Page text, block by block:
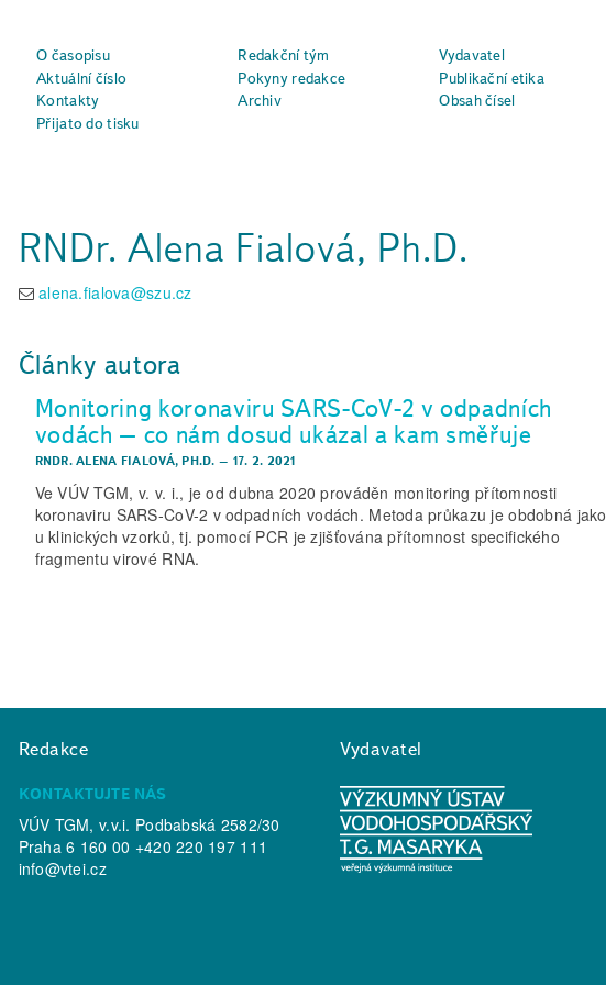
O časopisu Redakční tým
Vydavatel
Aktuální číslo
Pokyny redakce
Publikační etika
Kontakty
Archiv
Obsah čísel
Přijato do tisku
RNDr. Alena Fialová, Ph.D.
alena.fialova@szu.cz
Články autora
Monitoring koronaviru SARS-CoV-2 v odpadních
vodách – co nám dosud ukázal a kam směřuje
RNDR. ALENA FIALOVÁ, PH.D. – 17. 2. 2021
Ve VÚV TGM, v. v. i., je od dubna 2020 prováděn monitoring přítomnosti
koronaviru SARS-CoV-2 v odpadních vodách. Metoda průkazu je obdobná jako
u klinických vzorků, tj. pomocí PCR je zjišťována přítomnost specifického
fragmentu virové RNA.
Redakce
KONTAKTUJTE NÁS
VÚV TGM, v.v.i. Podbabská 2582/30
Praha 6 160 00 +420 220 197 111
info@vtei.cz
Vydavatel